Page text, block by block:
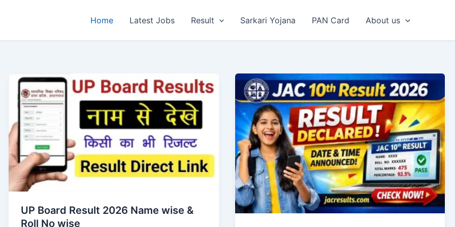
Home Latest Jobs Result Sarkari Yojana PAN Card About us
UP Board Result 2026 Name wise &
Roll No wise